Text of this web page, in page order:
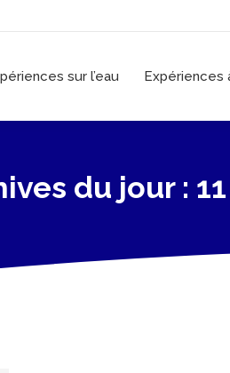
sur l’eau Expériences
du jour :